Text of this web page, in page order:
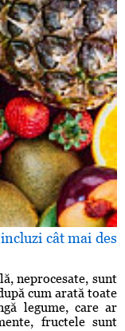
cât mai des
neprocesate, sunt
cum arată toate
legume, care ar
fructele sunt